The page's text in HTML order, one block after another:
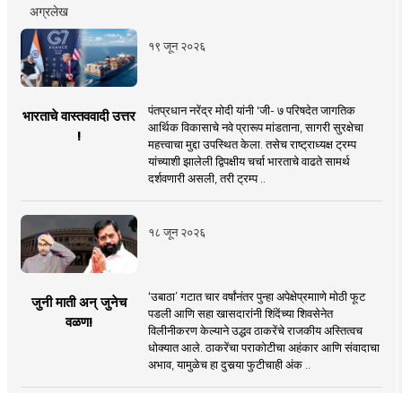
अग्रलेख
१९ जून २०२६
भारताचे वास्तववादी उत्तर
!
पंतप्रधान नरेंद्र मोदी यांनी 'जी- ७ परिषदेत जागतिक
आर्थिक विकासाचे नवे प्रारूप मांडताना, सागरी सुरक्षेचा
महत्त्वाचा मुद्दा उपस्थित केला. तसेच राष्ट्राध्यक्ष ट्रम्प
यांच्याशी झालेली द्विपक्षीय चर्चा भारताचे वाढते सामर्थ
दर्शवणारी असली, तरी ट्रम्प ..
१८ जून २०२६
जुनी माती अन् जुनेच
वळण!
‘उबाठा’ गटात चार वर्षांनंतर पुन्हा अपेक्षेप्रमााणे मोठी फूट
पडली आणि सहा खासदारांनी शिंदेंच्या शिवसेनेत
विलीनीकरण केल्याने उद्धव ठाकरेंचे राजकीय अस्तित्वच
धोक्यात आले. ठाकरेंचा पराकोटीचा अहंकार आणि संवादाचा
अभाव, यामुळेच हा दुसर्‍या फुटीचाही अंक ..